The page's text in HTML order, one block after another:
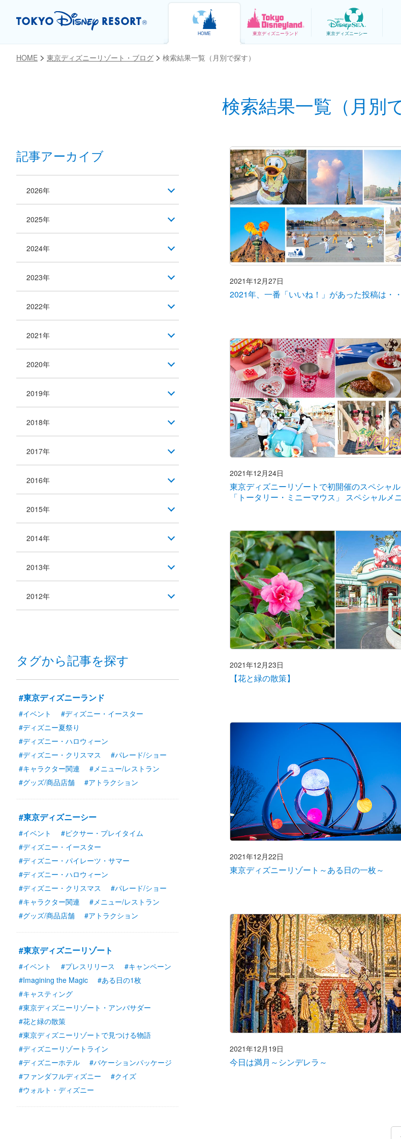
HOME 東京ディズニーランド 東京ディズニーシー
HOME 東京ディズニーリゾート・ブログ 検索結果一覧（月別で探す）
検索結果一覧（月別
2021年12月27日
2021年、一番「いいね！」があった投稿は・
2021年12月24日
東京ディズニーリゾートで初開催のスペシャ
「トータリー・ミニーマウス」 スペシャルメ
2021年12月23日
【花と緑の散策】
2021年12月22日
東京ディズニーリゾート～ある日の一枚～
2021年12月19日
今日は満月～シンデレラ～
記事アーカイブ
2026年
2025年
2024年
2023年
2022年
2021年
2020年
2019年
2018年
2017年
2016年
2015年
2014年
2013年
2012年
タグから記事を探す
#東京ディズニーランド
#イベント
#ディズニー・イースター
#ディズニー夏祭り
#ディズニー・ハロウィーン
#ディズニー・クリスマス
#パレード/ショー
#キャラクター関連
#メニュー/レストラン
#グッズ/商品店舗
#アトラクション
#東京ディズニーシー
#イベント
#ピクサー・プレイタイム
#ディズニー・イースター
#ディズニー・パイレーツ・サマー
#ディズニー・ハロウィーン
#ディズニー・クリスマス
#パレード/ショー
#キャラクター関連
#メニュー/レストラン
#グッズ/商品店舗
#アトラクション
#東京ディズニーリゾート
#イベント #プレスリリース
#キャンペーン
#Imagining the Magic
#ある日の1枚
#キャスティング
#東京ディズニーリゾート・アンバサダー
#花と緑の散策
#東京ディズニーリゾートで見つける物語
#ディズニーリゾートライン
#ディズニーホテル
#バケーションパッケージ
#ファンダフルディズニー
#クイズ
#ウォルト・ディズニー